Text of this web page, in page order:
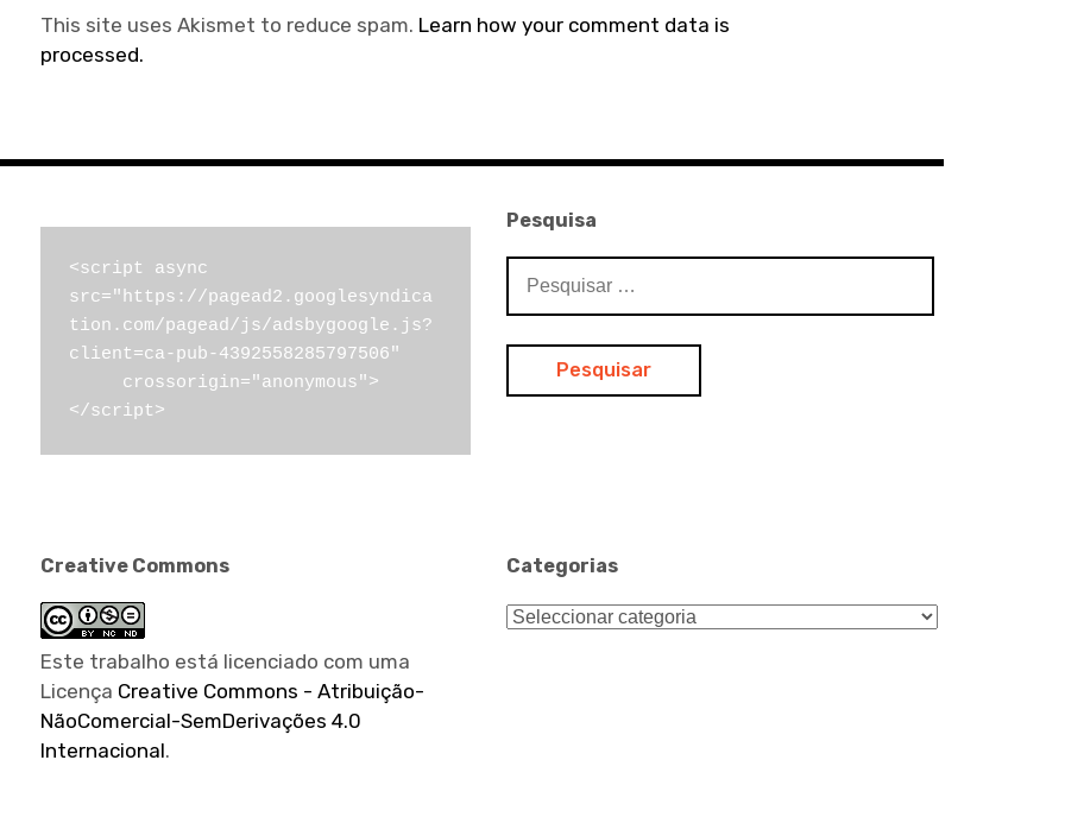
This site uses Akismet to reduce spam. Learn how your comment data is
processed.
<script async
src="https://pagead2.googlesyndica
tion.com/pagead/js/adsbygoogle.js?
client=ca-pub-4392558285797506"
</script>
Pesquisa
por:
Creative Commons
Este trabalho está licenciado com uma
Licença Creative Commons - Atribuição-
NãoComercial-SemDerivações 4.0
Internacional.
Categorias
Categorias